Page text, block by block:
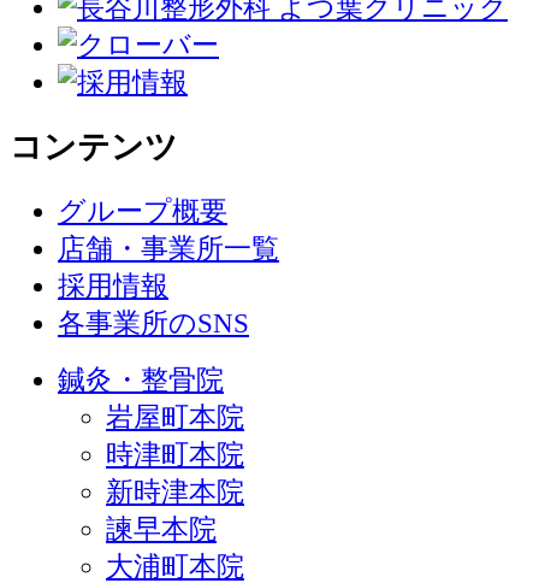
コンテンツ
グループ概要
店舗・事業所一覧
採用情報
各事業所のSNS
鍼灸・整骨院
岩屋町本院
時津町本院
新時津本院
諫早本院
大浦町本院